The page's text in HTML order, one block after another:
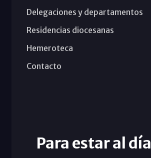
Delegaciones y departamentos
Residencias diocesanas
Hemeroteca
Contacto
Para estar al día